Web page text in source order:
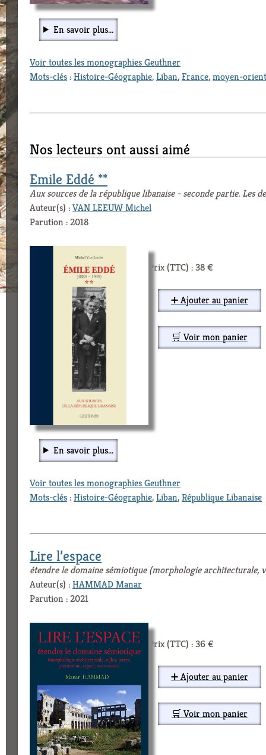
En savoir plus...
Voir toutes les monographies Geuthner
Mots-clés:Histoire-Géographie,Liban,France,moyen-orient
Nos lecteurs ont aussi aimé
Emile Eddé **
Aux sources de la république libanaise - seconde partie. Les
Auteur(s) :VAN LEEUW Michel
Parution : 2018
Prix (TTC) : 38 €
➕ Ajouter au panier
🛒 Voir mon panier
En savoir plus...
Voir toutes les monographies Geuthner
Mots-clés:Histoire-Géographie,Liban,République Libanaise
Lire l’espace
étendre le domaine sémiotique (morphologie architecturale,
Auteur(s) :HAMMAD Manar
Parution : 2021
Prix (TTC) : 36 €
➕ Ajouter au panier
🛒 Voir mon panier